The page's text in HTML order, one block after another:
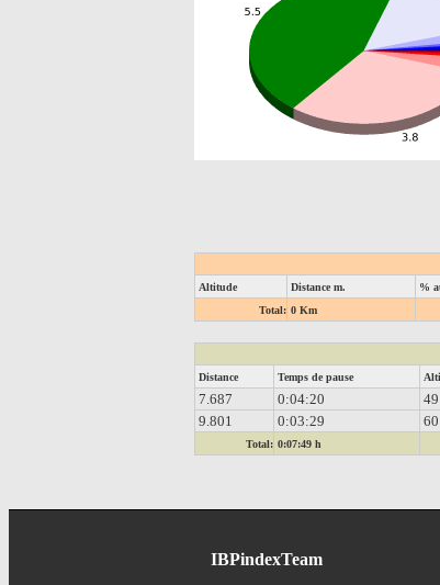
Altitude Distance m. %
Total: 0 Km
Distance Temps de pause
7.687 0:04:20 49
9.801
0:03:29 60
Total: 0:07:49 h
IBPindexTeam